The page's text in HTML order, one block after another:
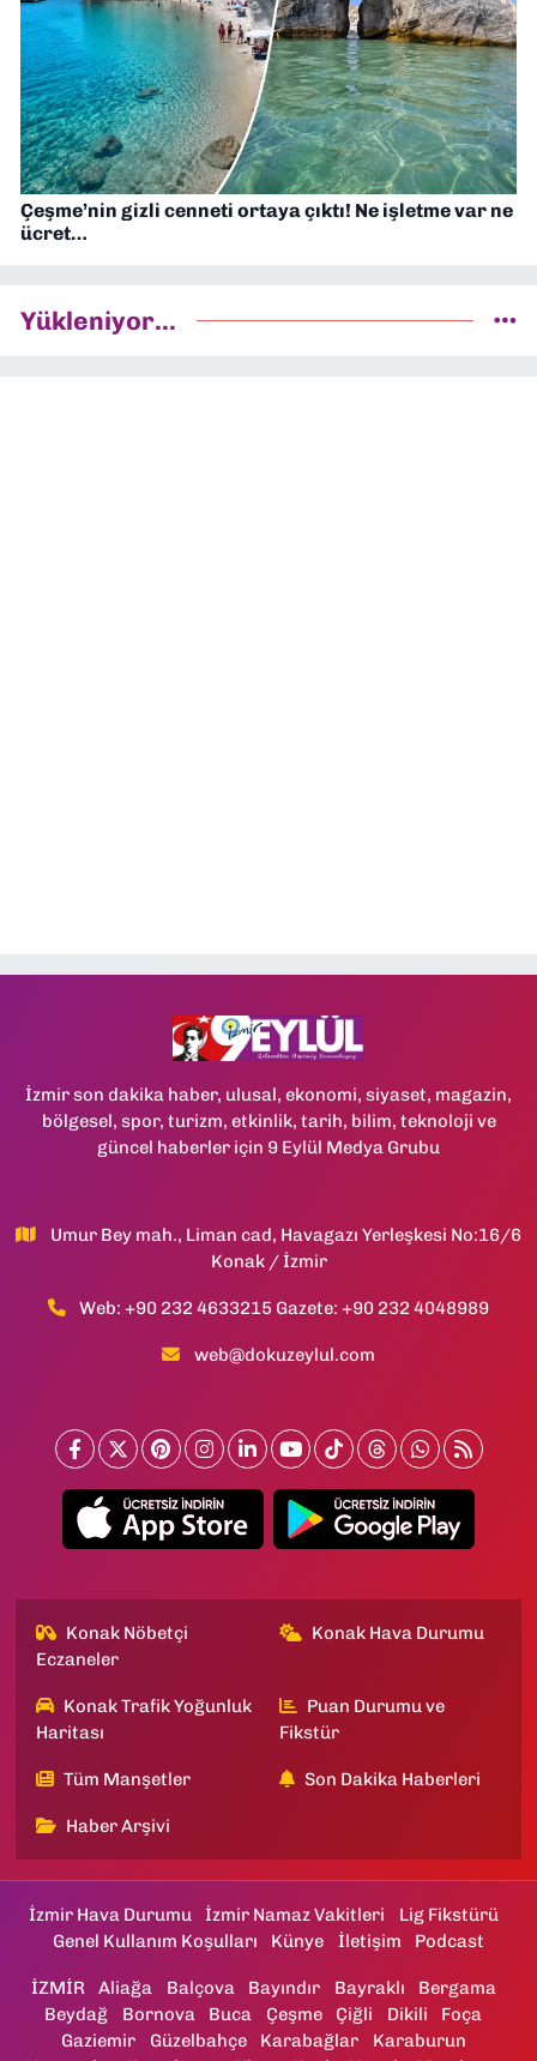
Çeşme’nin gizli cenneti ortaya çıktı! Ne işletme var ne
ücret…
Yükleniyor...
İzmir son dakika haber, ulusal, ekonomi, siyaset, magazin,
bölgesel, spor, turizm, etkinlik, tarih, bilim, teknoloji ve
güncel haberler için 9 Eylül Medya Grubu
Umur Bey mah., Liman cad, Havagazı Yerleşkesi No:16/6
Konak / İzmir
Web: +90 232 4633215 Gazete: +90 232 4048989
web@dokuzeylul.com
Konak Nöbetçi
Eczaneler
Konak Hava Durumu
Konak Trafik Yoğunluk
Haritası
Puan Durumu ve
Fikstür
Tüm Manşetler Son Dakika Haberleri
Haber Arşivi
İzmir Hava Durumu İzmir Namaz Vakitleri
Lig Fikstürü
Genel Kullanım Koşulları
Künye İletişim Podcast
İZMİR Aliağa Balçova Bayındır Bayraklı
Bergama
Beydağ
Bornova Buca Çeşme Çiğli Dikili
Foça
Gaziemir
Güzelbahçe Karabağlar
Karaburun